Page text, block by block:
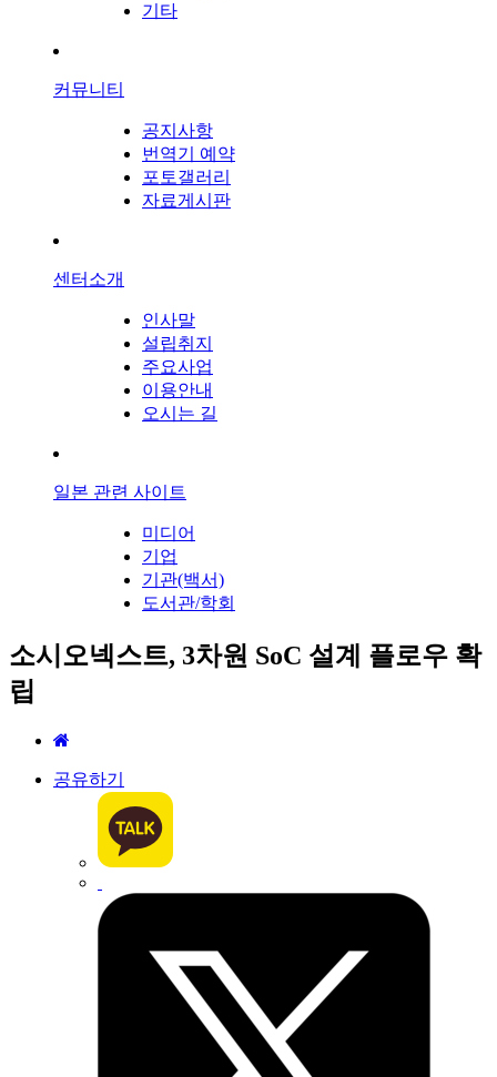
기타
커뮤니티
공지사항
번역기 예약
포토갤러리
자료게시판
센터소개
인사말
설립취지
주요사업
이용안내
오시는 길
일본 관련 사이트
미디어
기업
기관(백서)
도서관/학회
소시오넥스트, 3차원 SoC 설계 플로우 확
립
공유하기